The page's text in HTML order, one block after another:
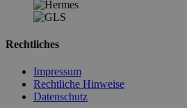
Rechtliches
Impressum
Rechtliche Hinweise
Datenschutz